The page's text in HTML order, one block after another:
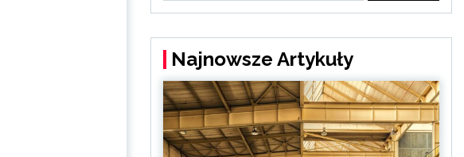
Najnowsze Artykuły